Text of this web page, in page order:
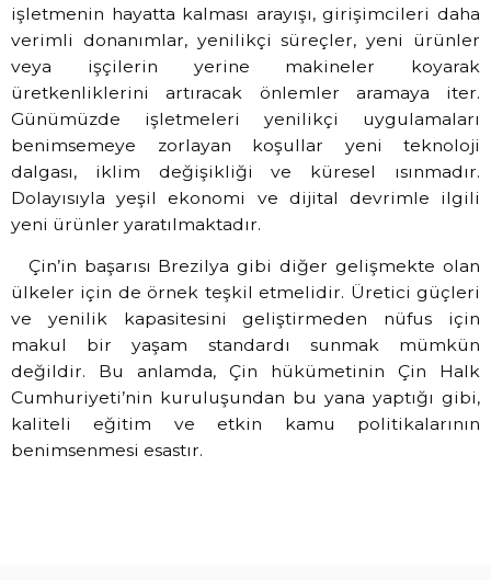
işletmenin hayatta kalması arayışı, girişimcileri daha
verimli donanımlar, yenilikçi süreçler, yeni ürünler
veya işçilerin yerine makineler koyarak
üretkenliklerini artıracak önlemler aramaya iter.
Günümüzde işletmeleri yenilikçi uygulamaları
benimsemeye zorlayan koşullar yeni teknoloji
dalgası, iklim değişikliği ve küresel ısınmadır.
Dolayısıyla yeşil ekonomi ve dijital devrimle ilgili
yeni ürünler yaratılmaktadır.
Çin’in başarısı Brezilya gibi diğer gelişmekte olan
ülkeler için de örnek teşkil etmelidir. Üretici güçleri
ve yenilik kapasitesini geliştirmeden nüfus için
makul bir yaşam standardı sunmak mümkün
değildir. Bu anlamda, Çin hükümetinin Çin Halk
Cumhuriyeti’nin kuruluşundan bu yana yaptığı gibi,
kaliteli eğitim ve etkin kamu politikalarının
benimsenmesi esastır.